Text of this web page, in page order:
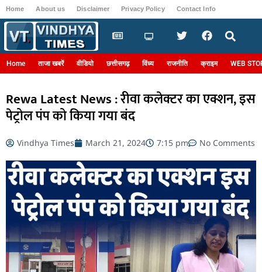
Home About us Disclaimer Privacy Policy Contact Info
Home ताजा खबरें वीडियो छत्तीसगढ़ विंध्य राजनीति क्राइम WEB
Rewa Latest News : रीवा कलेक्टर का एक्शन, इस
पेट्रोल पंप को किया गया बंद
Vindhya Times March 21, 2024 7:15 pm No Comments